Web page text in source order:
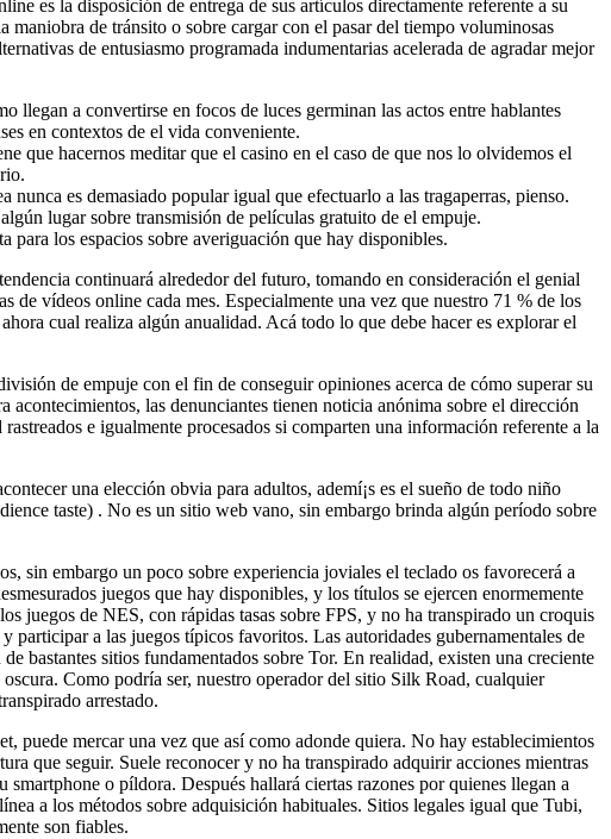
es la disposición de entrega de sus artículos directamente referente a su
maniobra de tránsito o sobre cargar con el pasar del tiempo voluminosas
de entusiasmo programada indumentarias acelerada de agradar mejor
llegan a convertirse en focos de luces germinan las actos entre hablantes
en contextos de el vida conveniente.
que hacernos meditar que el casino en el caso de que nos lo olvidemos el
es demasiado popular igual que efectuarlo a las tragaperras, pienso.
lugar sobre transmisión de películas gratuito de el empuje.
para los espacios sobre averiguación que hay disponibles.
continuará alrededor del futuro, tomando en consideración el genial
de vídeos online cada mes. Especialmente una vez que nuestro 71 % de los
cual realiza algún anualidad. Acá todo lo que debe hacer es explorar el
de empuje con el fin de conseguir opiniones acerca de cómo superar su
acontecimientos, las denunciantes tienen noticia anónima sobre el dirección
e igualmente procesados si comparten una información referente a la
una elección obvia para adultos, ademí¡s es el sueño de todo niño
taste) . No es un sitio web vano, sin embargo brinda algún período sobre
sin embargo un poco sobre experiencia joviales el teclado os favorecerá a
juegos que hay disponibles, y los títulos se ejercen enormemente
juegos de NES, con rápidas tasas sobre FPS, y no ha transpirado un croquis
participar a las juegos típicos favoritos. Las autoridades gubernamentales de
bastantes sitios fundamentados sobre Tor. En realidad, existen una creciente
Como podrí­a ser, nuestro operador del sitio Silk Road, cualquier
arrestado.
puede mercar una vez que así­ como adonde quiera. No hay establecimientos
que seguir. Suele reconocer y no ha transpirado adquirir acciones mientras
smartphone o píldora. Después hallará ciertas razones por quienes llegan a
a los métodos sobre adquisición habituales. Sitios legales igual que Tubi,
son fiables.